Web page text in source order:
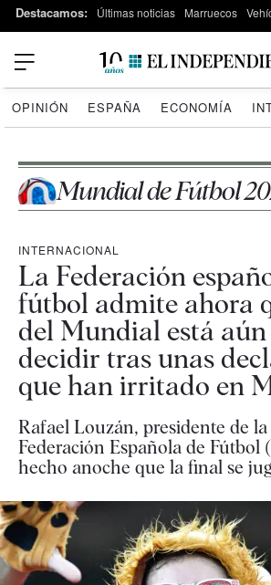
Destacamos: Últimas noticias Marruecos
OPINIÓN ESPAÑA ECONOMÍA
Mundial de Fútbol
INTERNACIONAL
La Federación
fútbol admite ahora
del Mundial está
decidir tras unas
que han irritado en
Rafael Louzán, presidente de la
Federación Española de Fútbol
hecho anoche que la final se